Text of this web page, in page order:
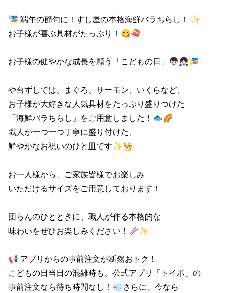
せんと
や台や
華花
業績推移
財政状況
株式情報
IRライブラリ
IRライブラリトップ
決算説明資料
有価証券報告書等法定開示資料
株主通信
株主総会関連資料
その他IR資料
適時開示資料
IRカレンダー
株価情報
株主優待
電子公告
IRお問い合わせ
ご意見・アンケート（ご来店の方）
プライバシーポリシー
🎏 端午の節句に！すし屋の本格海鮮バラちらし！ ✨
お子様が喜ぶ具材がたっぷり！😋🍣
お子様の健やかな成長を願う「こどもの日」👦🏻👧🏻🎏
や台ずしでは、まぐろ、サーモン、いくらなど、
お子様が大好きな人気具材をたっぷり盛りつけた
「海鮮バラちらし」をご用意しました！🐟🌈
職人が一つ一つ丁寧に盛り付けた、
鮮やかなお祝いのひと皿です✨👨‍🍳
お一人様から、ご家族皆様でお楽しみ
いただけるサイズをご用意しております！
団らんのひとときに、職人が作る本格的な
味わいをぜひお楽しみください！🥢✨
📢 アプリからの事前注文が断然おトク！
こどもの日当日の混雑時も、公式アプリ「トイポ」の
事前注文なら待ち時間なし！💨さらに、今なら